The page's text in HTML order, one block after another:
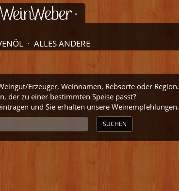
ALLES ANDERE
Erzeuger, Weinnamen, Rebsorte oder Region.
der zu einer bestimmten Speise passt?
und Sie erhalten unsere Weinempfehlungen.
SUCHEN